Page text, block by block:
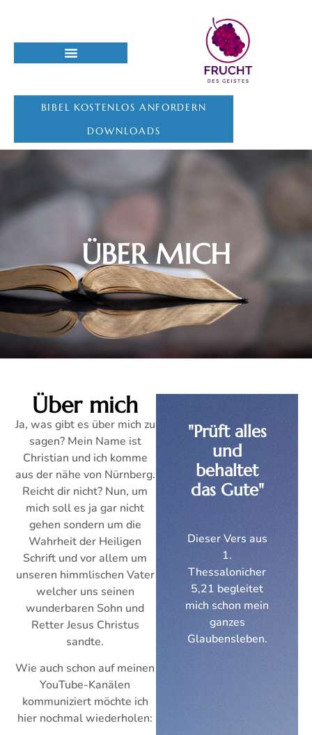
BIBEL KOSTENLOS ANFORDERN
DOWNLOADS
ÜBER MICH
Über mich
Ja, was gibt es über mich zu
sagen? Mein Name ist
Christian und ich komme
aus der nähe von Nürnberg.
Reicht dir nicht? Nun, um
mich soll es ja gar nicht
gehen sondern um die
Wahrheit der Heiligen
Schrift und vor allem um
unseren himmlischen Vater
welcher uns seinen
wunderbaren Sohn und
Retter Jesus Christus
sandte.
Wie auch schon auf meinen
YouTube-Kanälen
kommuniziert möchte ich
hier nochmal wiederholen:
"Prüft alles
und
behaltet
das Gute"
Dieser Vers aus
1.
Thessalonicher
5,21 begleitet
mich schon mein
ganzes
Glaubensleben.